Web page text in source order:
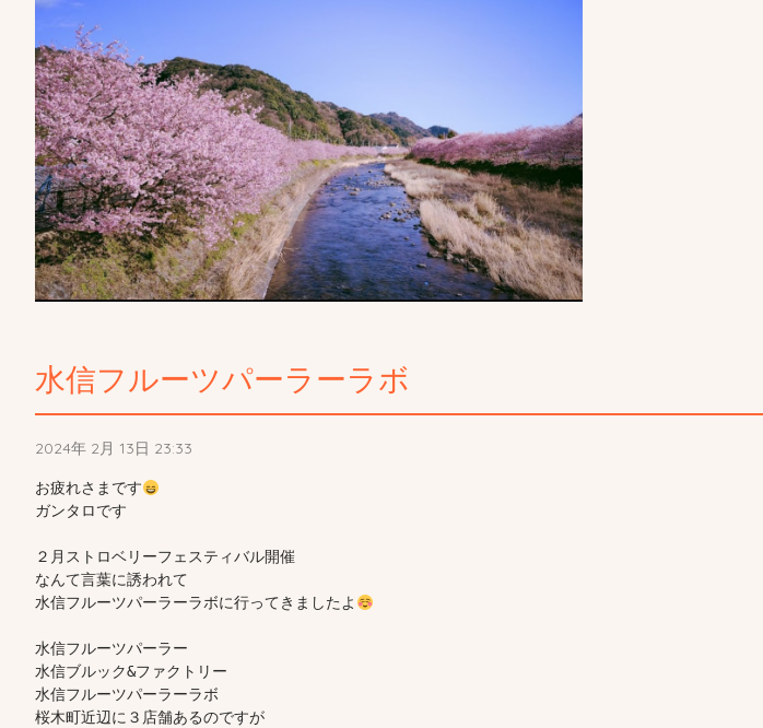
水信フルーツパーラーラボ
2024年 2月 13日 23:33
お疲れさまです
ガンタロです
２月ストロベリーフェスティバル開催
なんて言葉に誘われて
水信フルーツパーラーラボに行ってきましたよ
水信フルーツパーラー
水信ブルック&ファクトリー
水信フルーツパーラーラボ
桜木町近辺に３店舗あるのですが